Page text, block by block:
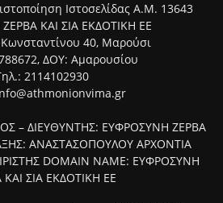
Ιστοσελίδας Α.Μ. 13643
ΚΑΙ ΣΙΑ ΕΚΔΟΤΙΚΗ ΕΕ
40, Μαρούσι
ΔΟΥ: Αμαρουσίου
2114102930
– ΔΙΕΥΘΥΝΤΗΣ: ΕΥΦΡΟΣΥΝΗ ΖΕΡΒΑ
ΑΝΑΣΤΑΣΟΠΟΥΛΟΥ ΑΡΧΟΝΤΙΑ
DOMAIN NAME: ΕΥΦΡΟΣΥΝΗ
ΣΙΑ ΕΚΔΟΤΙΚΗ ΕΕ